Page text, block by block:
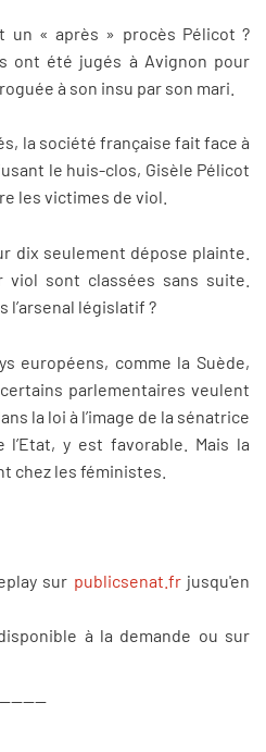
un « après » procès Pélicot ?
ont été jugés à Avignon pour
à son insu par son mari.
la société française fait face à
le huis-clos, Gisèle Pélicot
les victimes de viol.
dix seulement dépose plainte.
sont classées sans suite.
l’arsenal législatif ?
européens, comme la Suède,
certains parlementaires veulent
la loi à l’image de la sénatrice
l’Etat, y est favorable. Mais la
chez les féministes.
sur publicsenat.frjusqu'en
à la demande ou sur